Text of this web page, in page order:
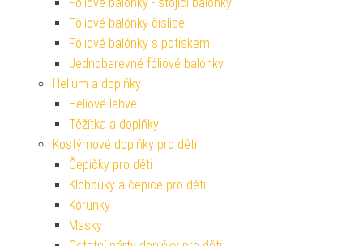
Fóliové balónky číslice
Fóliové balónky s potiskem
Jednobarevné fóliové balónky
Helium a doplňky
Heliové lahve
Těžítka a doplňky
Kostýmové doplňky pro děti
Čepičky pro děti
Klobouky a čepice pro děti
Korunky
Masky